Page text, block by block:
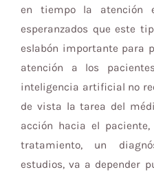
en tiempo la atención
esperanzados que este
eslabón importante para
atención a los
inteligencia artificial no
de vista la tarea del
acción hacia el
tratamiento, un
estudios, va a depender